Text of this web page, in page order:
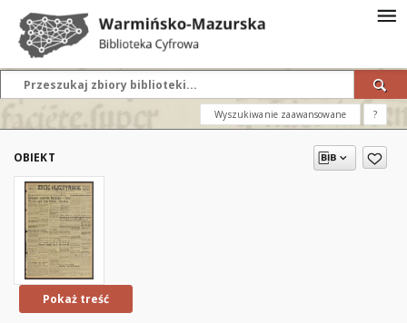
Wyszukiwanie zaawansowane ?
OBIEKT
Pokaż treść